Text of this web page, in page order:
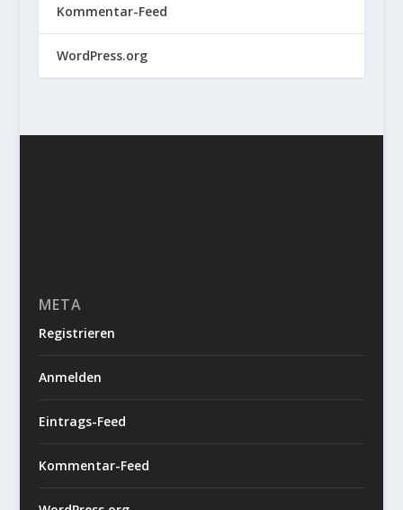
Kommentar-Feed
WordPress.org
META
Registrieren
Anmelden
Eintrags-Feed
Kommentar-Feed